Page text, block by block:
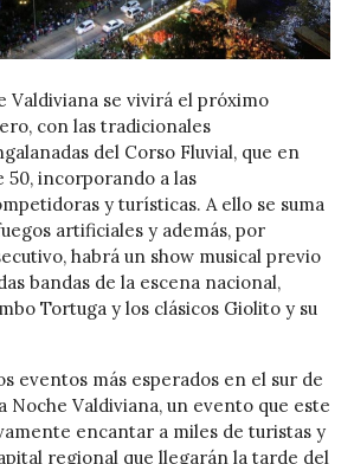
Valdiviana se vivirá el próximo
con las tradicionales
del Corso Fluvial, que en
50, incorporando a las
y turísticas. A ello se suma
artificiales y además, por
habrá un show musical previo
bandas de la escena nacional,
Tortuga y los clásicos Giolito y su
eventos más esperados en el sur de
Noche Valdiviana, un evento que este
encantar a miles de turistas y
regional que llegarán la tarde del